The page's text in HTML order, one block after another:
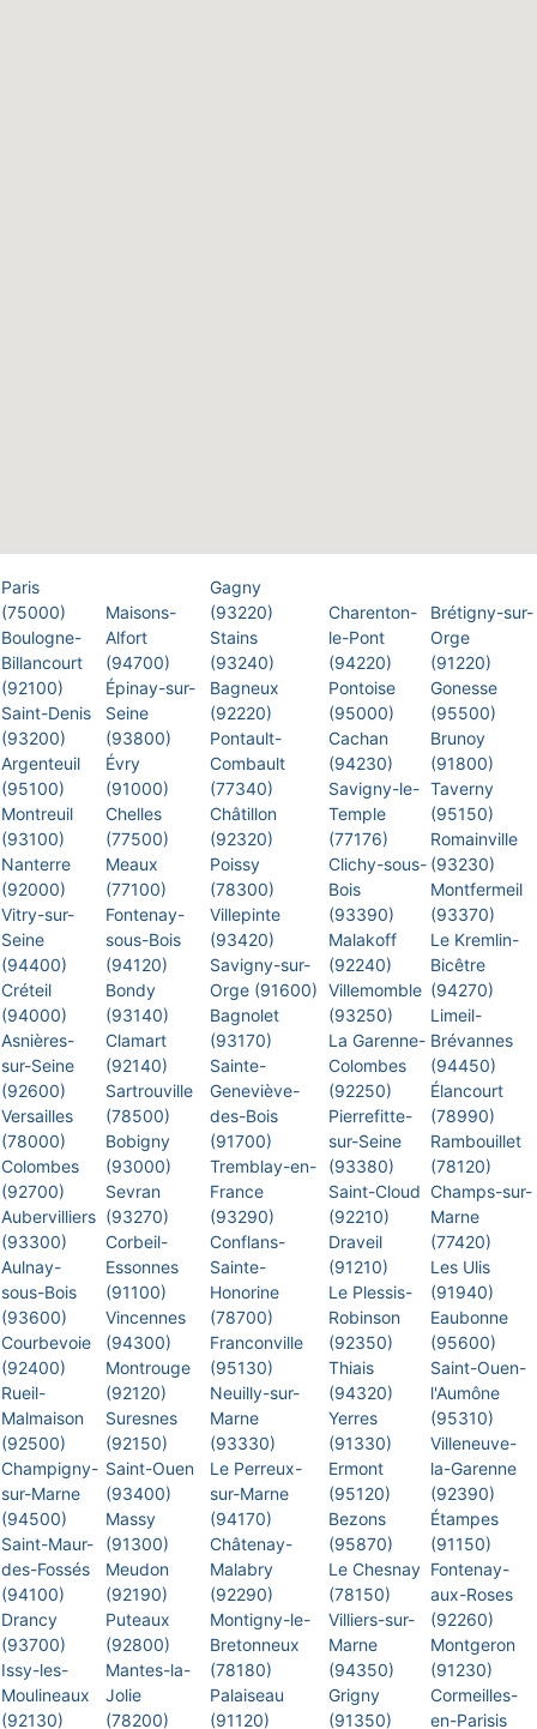
Paris
(75000)
Boulogne-
Billancourt
(92100)
Saint-Denis
(93200)
Argenteuil
(95100)
Montreuil
(93100)
Nanterre
(92000)
Vitry-sur-
Seine
(94400)
Créteil
(94000)
Asnières-
sur-Seine
(92600)
Versailles
(78000)
Colombes
(92700)
Aubervilliers
(93300)
Aulnay-
sous-Bois
(93600)
Courbevoie
(92400)
Rueil-
Malmaison
(92500)
Champigny-
sur-Marne
(94500)
Saint-Maur-
des-Fossés
(94100)
Drancy
(93700)
Issy-les-
Moulineaux
(92130)
Maisons-
Alfort
(94700)
Épinay-sur-
Seine
(93800)
Évry
(91000)
Chelles
(77500)
Meaux
(77100)
Fontenay-
sous-Bois
(94120)
Bondy
(93140)
Clamart
(92140)
Sartrouville
(78500)
Bobigny
(93000)
Sevran
(93270)
Corbeil-
Essonnes
(91100)
Vincennes
(94300)
Montrouge
(92120)
Suresnes
(92150)
Saint-Ouen
(93400)
Massy
(91300)
Meudon
(92190)
Puteaux
(92800)
Mantes-la-
Jolie
(78200)
Gagny
(93220)
Stains
(93240)
Bagneux
(92220)
Pontault-
Combault
(77340)
Châtillon
(92320)
Poissy
(78300)
Villepinte
(93420)
Savigny-sur-
Orge (91600)
Bagnolet
(93170)
Sainte-
Geneviève-
des-Bois
(91700)
Tremblay-en-
France
(93290)
Conflans-
Sainte-
Honorine
(78700)
Franconville
(95130)
Neuilly-sur-
Marne
(93330)
Le Perreux-
sur-Marne
(94170)
Châtenay-
Malabry
(92290)
Montigny-le-
Bretonneux
(78180)
Palaiseau
(91120)
Charenton-
le-Pont
(94220)
Pontoise
(95000)
Cachan
(94230)
Savigny-le-
Temple
(77176)
Clichy-sous-
Bois
(93390)
Malakoff
(92240)
Villemomble
(93250)
La Garenne-
Colombes
(92250)
Pierrefitte-
sur-Seine
(93380)
Saint-Cloud
(92210)
Draveil
(91210)
Le Plessis-
Robinson
(92350)
Thiais
(94320)
Yerres
(91330)
Ermont
(95120)
Bezons
(95870)
Le Chesnay
(78150)
Villiers-sur-
Marne
(94350)
Grigny
(91350)
Brétigny-sur-
Orge
(91220)
Gonesse
(95500)
Brunoy
(91800)
Taverny
(95150)
Romainville
(93230)
Montfermeil
(93370)
Le Kremlin-
Bicêtre
(94270)
Limeil-
Brévannes
(94450)
Élancourt
(78990)
Rambouillet
(78120)
Champs-sur-
Marne
(77420)
Les Ulis
(91940)
Eaubonne
(95600)
Saint-Ouen-
l'Aumône
(95310)
Villeneuve-
la-Garenne
(92390)
Étampes
(91150)
Fontenay-
aux-Roses
(92260)
Montgeron
(91230)
Cormeilles-
en-Parisis